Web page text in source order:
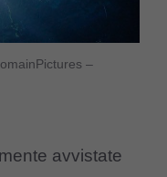
–
avvistate